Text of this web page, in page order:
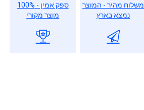
משלוח מהיר - המוצר
נמצא בארץ
ספק אמין - 100%
מוצר מקורי